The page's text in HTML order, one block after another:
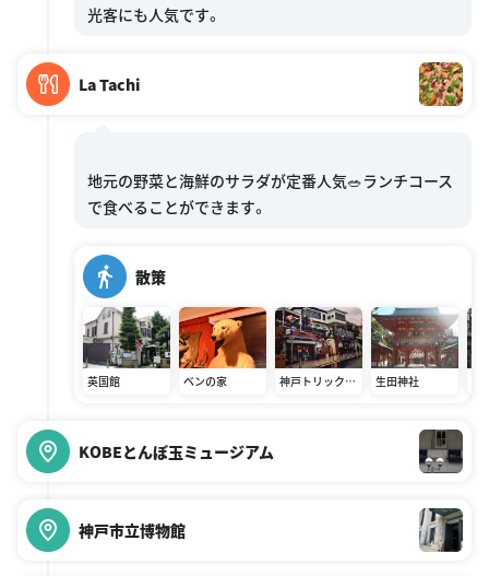
La Tachi
地元の野菜と海鮮のサラダが定番人気🥗ランチコース
散策
英国館 ベンの家
神戸トリックア
生田神社
KOBEとんぼ玉ミュージアム
神戸市立博物館